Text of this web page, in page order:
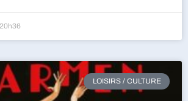
20h36
LOISIRS / CULTURE